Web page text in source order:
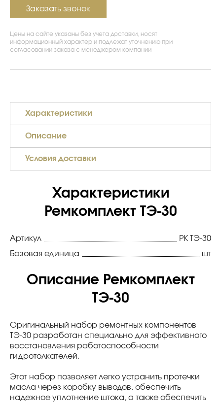
Заказать звонок
Цены на сайте указаны без учета доставки, носят
информационный характер и подлежат уточнению при
согласовании заказа с менеджером компании
Характеристики
Описание
Условия доставки
Характеристики
Ремкомплект ТЭ-30
Артикул
РК ТЭ-30
Базовая единица
шт
Описание Ремкомплект
ТЭ-30
Оригинальный набор ремонтных компонентов
ТЭ-30 разработан специально для эффективного
восстановления работоспособности
гидротолкателей.
Этот набор позволяет легко устранить протечки
масла через коробку выводов, обеспечить
надежное уплотнение штока, а также обеспечить